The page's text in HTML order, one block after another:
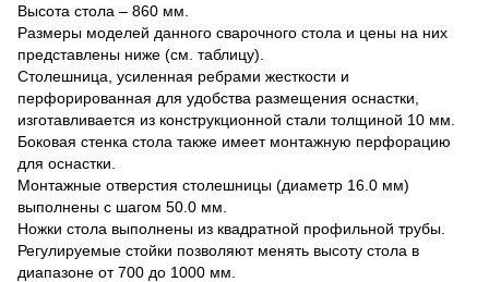
Высота стола – 860 мм.
Размеры моделей данного сварочного стола и цены на них
представлены ниже (см. таблицу).
Столешница, усиленная ребрами жесткости и
перфорированная для удобства размещения оснастки,
изготавливается из конструкционной стали толщиной 10 мм.
Боковая стенка стола также имеет монтажную перфорацию
для оснастки.
Монтажные отверстия столешницы (диаметр 16.0 мм)
выполнены с шагом 50.0 мм.
Ножки стола выполнены из квадратной профильной трубы.
Регулируемые стойки позволяют менять высоту стола в
диапазоне от 700 до 1000 мм.